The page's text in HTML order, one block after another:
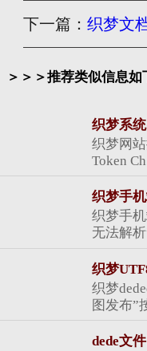
下一篇：织梦文
＞＞＞推荐类似信息如
织梦系
织梦网
Token
织梦手
织梦手
无法解
织梦
织梦
图发布”
dede文